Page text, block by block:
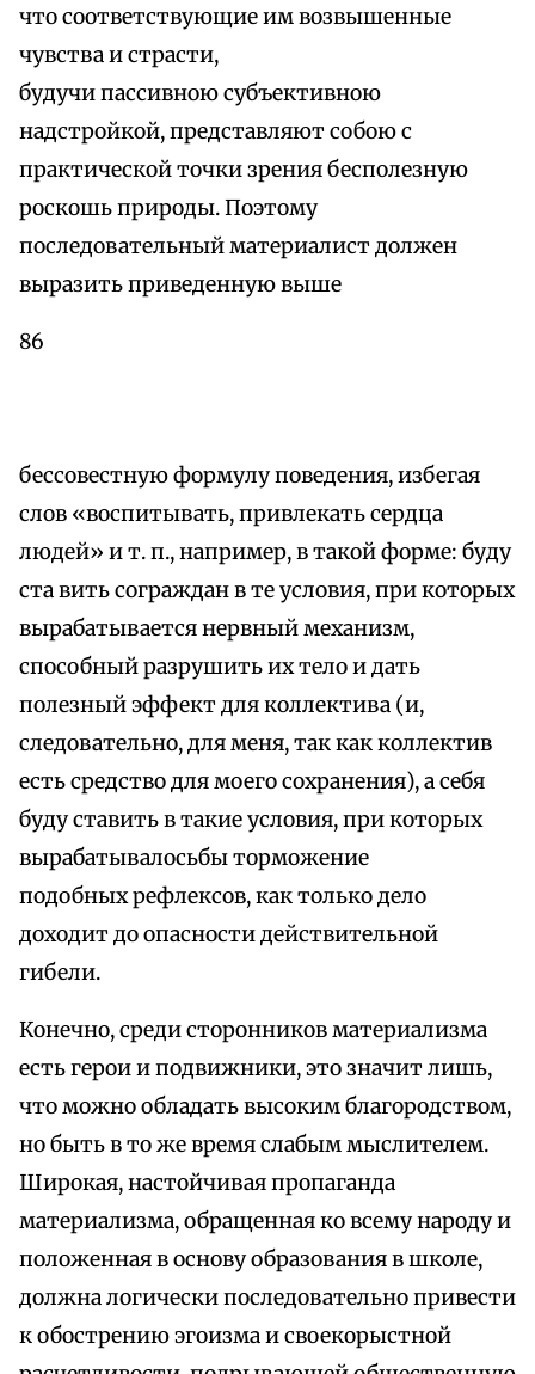
что соответствующие им возвышенные
чувства и страсти,
будучи пассивною субъективною
надстройкой, представляют собою с
практической точки зрения бесполезную
роскошь природы. Поэтому
последовательный материалист должен
выразить приведенную выше
86
бессовестную формулу поведения, избегая
слов «воспитывать, привлекать сердца
людей» и т. п., например, в такой форме: буду
ста вить сограждан в те условия, при которых
вырабатывается нервный механизм,
способный разрушить их тело и дать
полезный эффект для коллектива (и,
следовательно, для меня, так как коллектив
есть средство для моего сохранения), а себя
буду ставить в такие условия, при которых
вырабатывалосьбы торможение
подобных рефлексов, как только дело
доходит до опасности действительной
гибели.
Конечно, среди сторонников материализма
есть герои и подвижники, это значит лишь,
что можно обладать высоким благородством,
но быть в то же время слабым мыслителем.
Широкая, настойчивая пропаганда
материализма, обращенная ко всему народу и
положенная в основу образования в школе,
должна логически последовательно привести
к обострению эгоизма и своекорыстной